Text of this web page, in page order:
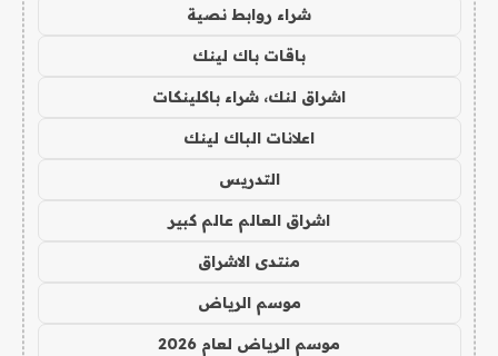
شراء روابط نصية
باقات باك لينك
اشراق لنك، شراء باكلينكات
اعلانات الباك لينك
التدريس
اشراق العالم عالم كبير
منتدى الاشراق
موسم الرياض
موسم الرياض لعام 2026